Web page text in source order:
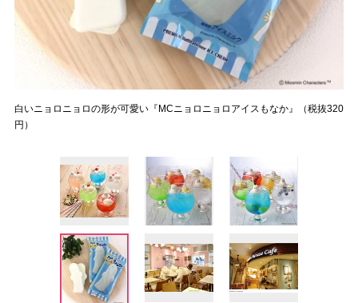
白いニョロニョロの形が可愛い『MCニョロニョロアイスもなか』（税抜320
円）